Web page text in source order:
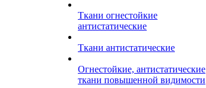
Ткани огнестойкие
антистатические
Ткани антистатические
Огнестойкие, антистатические
ткани повышенной видимости